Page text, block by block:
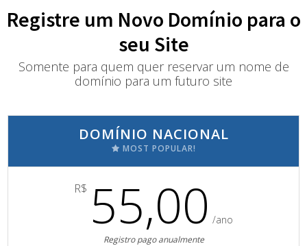
Registre um Novo Domínio para o
seu Site
Somente para quem quer reservar um nome de
domínio para um futuro site
DOMÍNIO NACIONAL
MOST POPULAR!
R$ 55,00 /ano
Registro pago anualmente